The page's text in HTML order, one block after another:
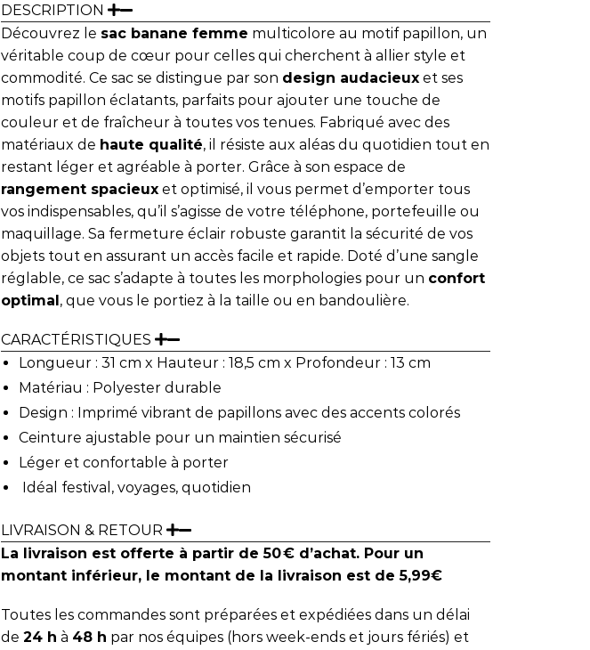
DESCRIPTION
Découvrez le sac banane femme multicolore au motif papillon, un
véritable coup de cœur pour celles qui cherchent à allier style et
commodité. Ce sac se distingue par son design audacieux et ses
motifs papillon éclatants, parfaits pour ajouter une touche de
couleur et de fraîcheur à toutes vos tenues. Fabriqué avec des
matériaux de haute qualité, il résiste aux aléas du quotidien tout en
restant léger et agréable à porter. Grâce à son espace de
rangement spacieux et optimisé, il vous permet d’emporter tous
vos indispensables, qu’il s’agisse de votre téléphone, portefeuille ou
maquillage. Sa fermeture éclair robuste garantit la sécurité de vos
objets tout en assurant un accès facile et rapide. Doté d’une sangle
réglable, ce sac s’adapte à toutes les morphologies pour un confort
optimal, que vous le portiez à la taille ou en bandoulière.
CARACTÉRISTIQUES
Longueur : 31 cm x Hauteur : 18,5 cm x Profondeur : 13 cm
Matériau : Polyester durable
Design : Imprimé vibrant de papillons avec des accents colorés
Ceinture ajustable pour un maintien sécurisé
Léger et confortable à porter
Idéal festival, voyages, quotidien
LIVRAISON & RETOUR
La livraison est offerte à partir de 50 € d’achat. Pour un
montant inférieur, le montant de la livraison est de 5,99€
Toutes les commandes sont préparées et expédiées dans un délai
de 24 h à 48 h par nos équipes (hors week-ends et jours fériés) et